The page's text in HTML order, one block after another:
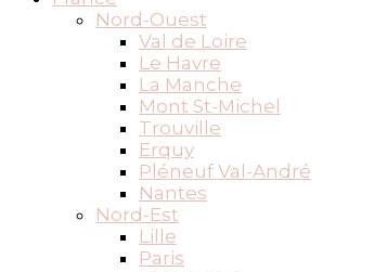
Nord-Ouest
Val de Loire
Le Havre
La Manche
Mont St-Michel
Trouville
Erquy
Pléneuf Val-André
Nantes
Nord-Est
Lille
Paris